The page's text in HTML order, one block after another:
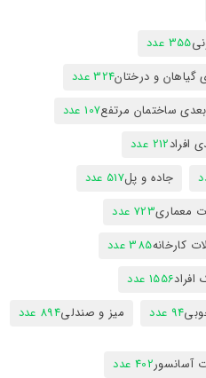
355 عدد
و درختان324 عدد
ساختمان مرتفع107 عدد
212 عدد
جاده و پل517 عدد
معماری723 عدد
کارخانه385 عدد
1556 عدد
94 عدد میز و صندلی894 عدد
آسانسور402 عدد